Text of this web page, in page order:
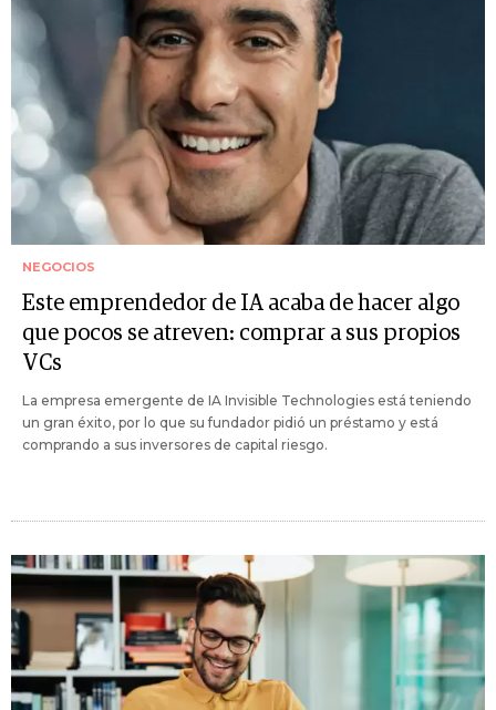
NEGOCIOS
Este emprendedor de IA acaba de hacer algo
que pocos se atreven: comprar a sus propios
VCs
La empresa emergente de IA Invisible Technologies está teniendo
un gran éxito, por lo que su fundador pidió un préstamo y está
comprando a sus inversores de capital riesgo.